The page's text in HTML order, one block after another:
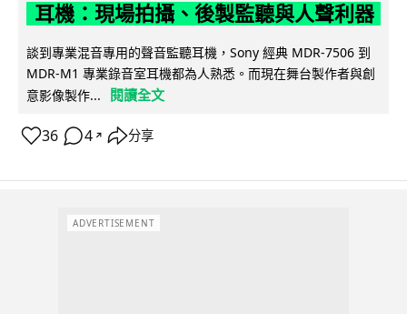
耳機：現場拍攝、後製監聽與人聲利器
談到專業混音專用的聲音監聽耳機，Sony 經典 MDR-7506 到
MDR-M1 專業錄音室耳機都為人熟悉。而現在舞台製作者與創
意影像製作...
閱讀全文
36 4 ↗ 分享
ADVERTISEMENT